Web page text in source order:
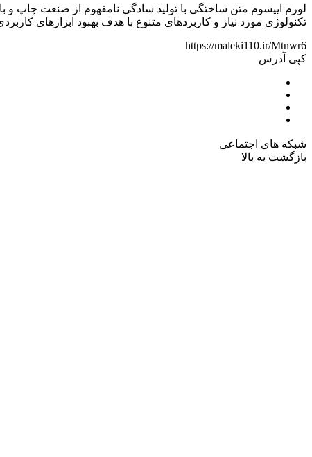
لورم ایپسوم متن ساختگی با تولید سادگی نامفهوم از صنعت چاپ
تکنولوژی مورد نیاز و کاربردهای متنوع با هدف بهبود ابزارهای
https://maleki110.ir/Mtnwr6
کپی آدرس
شبکه های اجتماعی
بازگشت به بالا